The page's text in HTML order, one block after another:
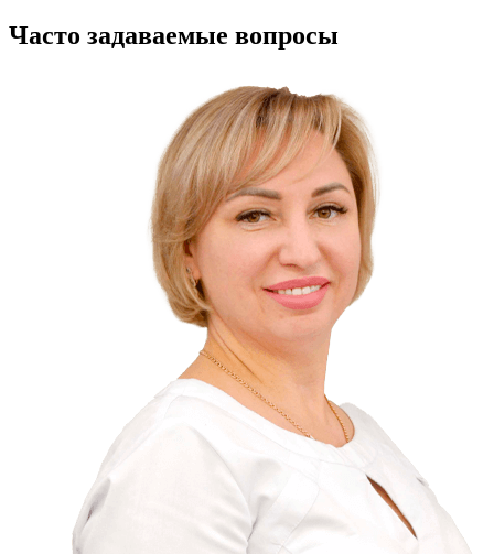
Часто задаваемые вопросы